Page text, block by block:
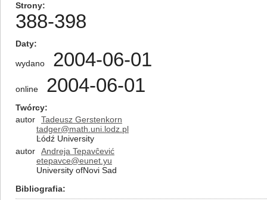
Strony
388-398
Daty
wydano 2004-06-01
online 2004-06-01
Twórcy
autor
Tadeusz Gerstenkorn
tadger@math.uni.lodz.pl
Ŀódź University
autor
Andreja Tepavĉević
etepavce@eunet.yu
University ofNovi Sad
Bibliografia